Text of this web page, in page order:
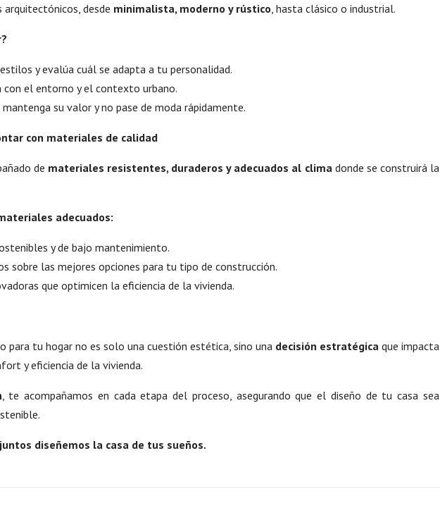
desde minimalista, moderno y rústico , hasta clásico o industrial.
y evalúa cuál se adapta a tu personalidad.
con el entorno y el contexto urbano.
su valor y no pase de moda rápidamente.
con materiales de calidad
de materiales resistentes, duraderos y adecuados al clima donde se construirá la
adecuados:
y de bajo mantenimiento.
sobre las mejores opciones para tu tipo de construcción.
que optimicen la eficiencia de la vivienda.
para tu hogar no es solo una cuestión estética, sino una decisión estratégica que impacta
y eficiencia de la vivienda.
, te acompañamos en cada etapa del proceso, asegurando que el diseño de tu casa sea
diseñemos la casa de tus sueños.